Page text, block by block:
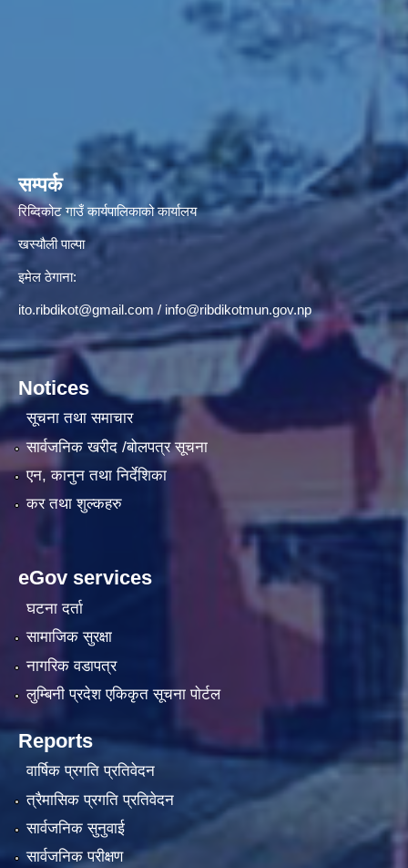
सम्पर्क
रिब्दिकोट गाउँ कार्यपालिकाको कार्यालय
खस्यौली पाल्पा
इमेल ठेगाना:
ito.ribdikot@gmail.com / info@ribdikotmun.gov.np
Notices
सूचना तथा समाचार
सार्वजनिक खरीद /बोलपत्र सूचना
एन, कानुन तथा निर्देशिका
कर तथा शुल्कहरु
eGov services
घटना दर्ता
सामाजिक सुरक्षा
नागरिक वडापत्र
लुम्बिनी प्रदेश एकिकृत सूचना पाेर्टल
Reports
वार्षिक प्रगति प्रतिवेदन
त्रैमासिक प्रगति प्रतिवेदन
सार्वजनिक सुनुवाई
सार्वजनिक परीक्षण